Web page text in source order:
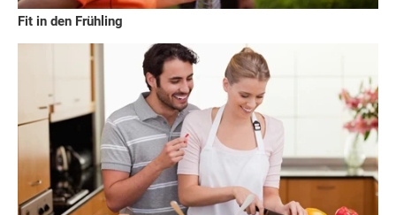
Fit in den Frühling